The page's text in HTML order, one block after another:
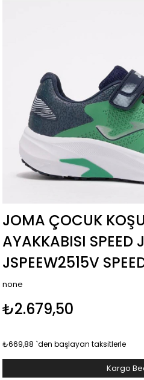
JOMA ÇOCUK
AYAKKABISI SPEED
JSPEEW2515V
none
₺2.679,50
₺669,88 `den başlayan taksitlerle
Kargo